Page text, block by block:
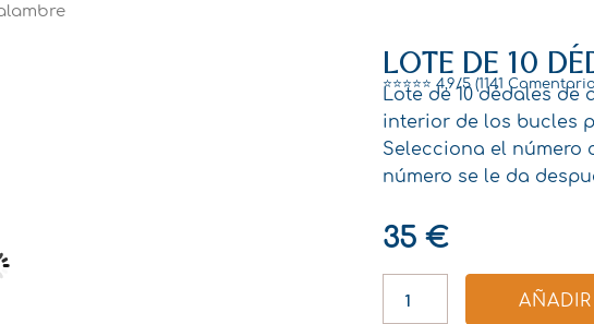
LOTE DE 10
⭐⭐⭐⭐⭐ 4,9/5 (1141
Lote de 10 dédales
interior de los bucles
Selecciona el número
número se le da
35 €
LOTE
DE